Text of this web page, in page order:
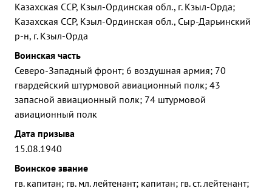
Казахская ССР, Кзыл-Ординская обл., г. Кзыл-Орда;
Казахская ССР, Кзыл-Ординская обл., Сыр-Дарьинский
р-н, г. Кзыл-Орда
Воинская часть
Северо-Западный фронт; 6 воздушная армия; 70
гвардейский штурмовой авиационный полк; 43
запасной авиационный полк; 74 штурмовой
авиационный полк
Дата призыва
15.08.1940
Воинское звание
гв. капитан; гв. мл. лейтенант; капитан; гв. ст. лейтенант;